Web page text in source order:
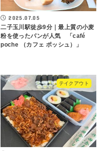
2025.07.05
二子玉川駅徒歩9分｜最上質の小麦
粉を使ったパンが人気 「café
poche （カフェ ポッシュ）」
テイクアウト